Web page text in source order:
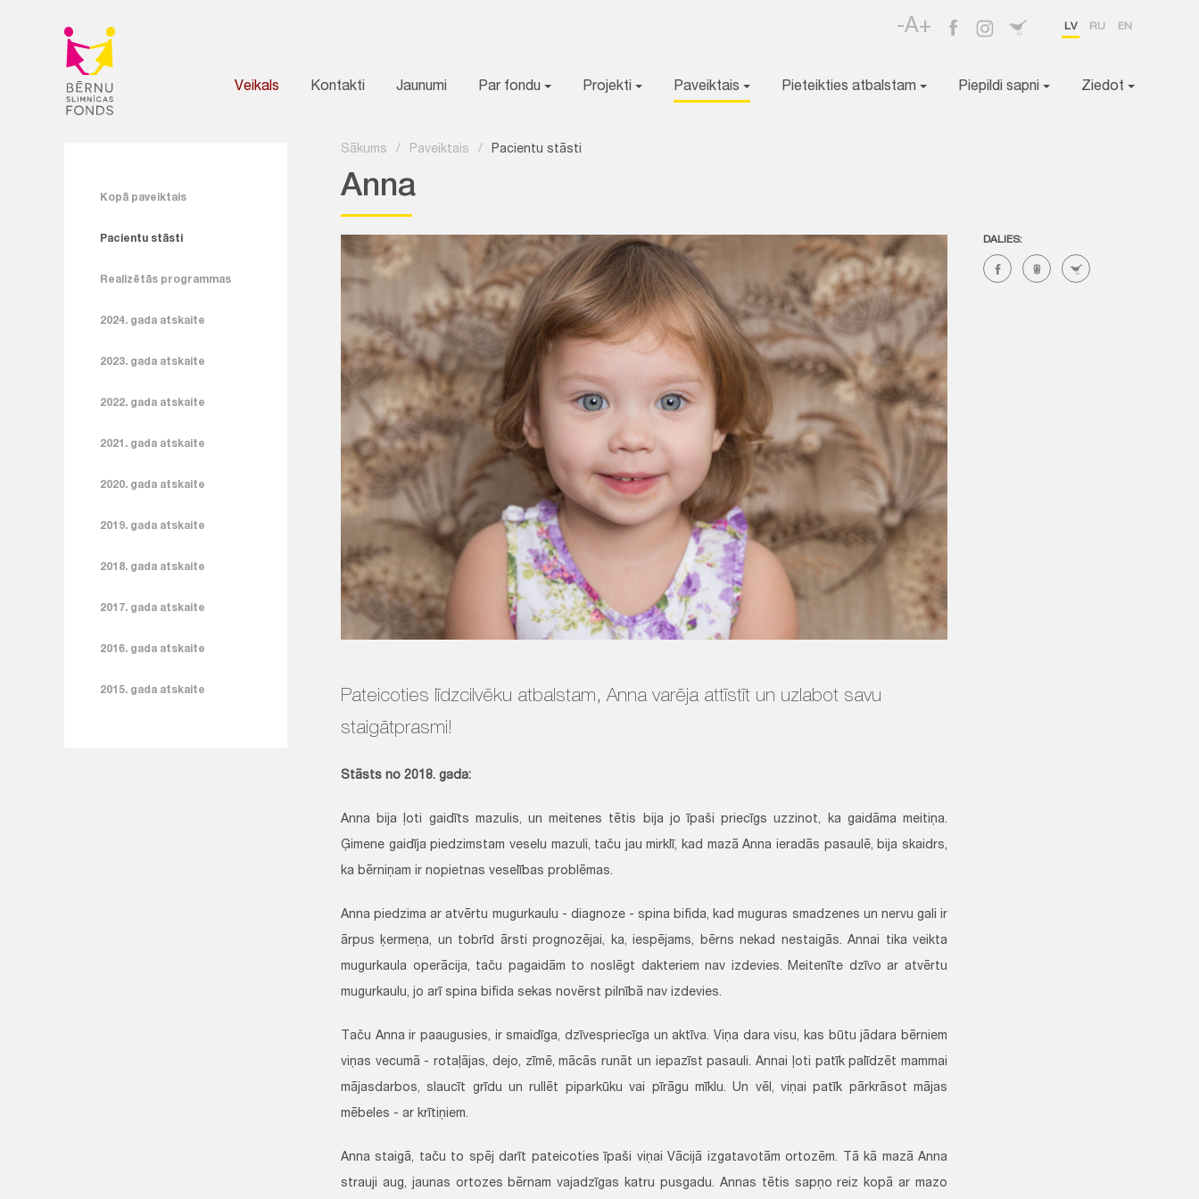
-A+ LV RU EN
Veikals Kontakti Jaunumi Par fondu Projekti Paveiktais Pieteikties atbalstam Piepildi sapni Ziedot
Kopā paveiktais
Pacientu stāsti
Realizētās programmas
2024. gada atskaite
2023. gada atskaite
2022. gada atskaite
2021. gada atskaite
2020. gada atskaite
2019. gada atskaite
2018. gada atskaite
2017. gada atskaite
2016. gada atskaite
2015. gada atskaite
Sākums / Paveiktais / Pacientu stāsti
Anna
DALIES:
Pateicoties līdzcilvēku atbalstam, Anna varēja attīstīt un uzlabot savu
staigātprasmi!
Stāsts no 2018. gada:
Anna bija ļoti gaidīts mazulis, un meitenes tētis bija jo īpaši priecīgs uzzinot, ka gaidāma meitiņa.
Ģimene gaidīja piedzimstam veselu mazuli, taču jau mirklī, kad mazā Anna ieradās pasaulē, bija skaidrs,
ka bērniņam ir nopietnas veselības problēmas.
Anna piedzima ar atvērtu mugurkaulu - diagnoze - spina bifida, kad muguras smadzenes un nervu gali ir
ārpus ķermeņa, un tobrīd ārsti prognozējai, ka, iespējams, bērns nekad nestaigās. Annai tika veikta
mugurkaula operācija, taču pagaidām to noslēgt dakteriem nav izdevies. Meitenīte dzīvo ar atvērtu
mugurkaulu, jo arī spina bifida sekas novērst pilnībā nav izdevies.
Taču Anna ir paaugusies, ir smaidīga, dzīvespriecīga un aktīva. Viņa dara visu, kas būtu jādara bērniem
viņas vecumā - rotaļājas, dejo, zīmē, mācās runāt un iepazīst pasauli. Annai ļoti patīk palīdzēt mammai
mājasdarbos, slaucīt grīdu un rullēt piparkūku vai pīrāgu mīklu. Un vēl, viņai patīk pārkrāsot mājas
mēbeles - ar krītiņiem.
Anna staigā, taču to spēj darīt pateicoties īpaši viņai Vācijā izgatavotām ortozēm. Tā kā mazā Anna
strauji aug, jaunas ortozes bērnam vajadzīgas katru pusgadu. Annas tētis sapņo reiz kopā ar mazo